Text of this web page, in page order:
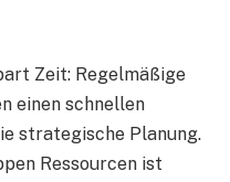
Zeit: Regelmäßige
einen schnellen
strategische Planung.
Ressourcen ist